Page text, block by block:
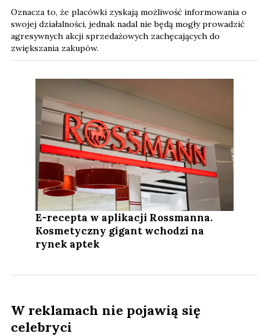
Oznacza to, że placówki zyskają możliwość informowania o
swojej działalności, jednak nadal nie będą mogły prowadzić
agresywnych akcji sprzedażowych zachęcających do
zwiększania zakupów.
E-recepta w aplikacji Rossmanna.
Kosmetyczny gigant wchodzi na
rynek aptek
W reklamach nie pojawią się
celebryci